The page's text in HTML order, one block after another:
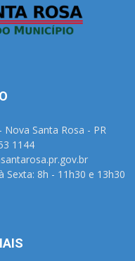
Santa Rosa - PR
1144
Sexta: 8h - 11h30 e 13h30